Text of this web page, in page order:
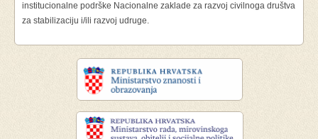
institucionalne podrške Nacionalne zaklade za razvoj civilnoga društva
za stabilizaciju i/ili razvoj udruge.